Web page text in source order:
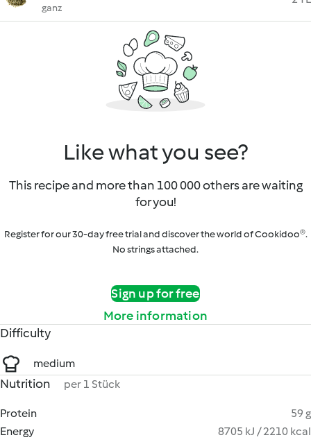
ganz
Like what you see?
This recipe and more than 100 000 others are waiting
for you!
Register for our 30-day free trial and discover the world of Cookidoo®.
No strings attached.
Sign up for free
More information
Difficulty
medium
Nutrition per 1 Stück
Protein
59 g
Energy
8705 kJ / 2210 kcal